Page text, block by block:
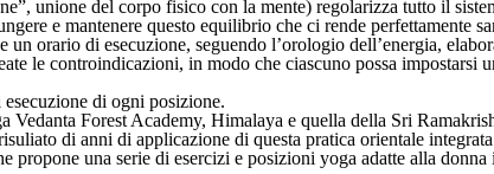
unione del corpo fisico con la mente) regolarizza tutto il
e mantenere questo equilibrio che ci rende perfettamente
orario di esecuzione, seguendo l’orologio dell’energia,
le controindicazioni, in modo che ciascuno possa
di ogni posizione.
Forest Academy, Himalaya e quella della Sri
di anni di applicazione di questa pratica orientale
una serie di esercizi e posizioni yoga adatte alla donna